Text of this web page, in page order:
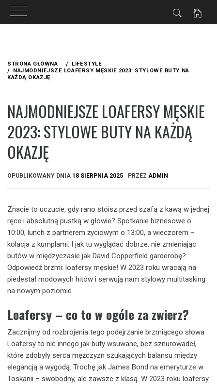
treści
STRONA GŁÓWNA
LIFESTYLE
NAJMODNIEJSZE LOAFERSY MĘSKIE 2023: STYLOWE BUTY NA
KAŻDĄ OKAZJĘ
NAJMODNIEJSZE LOAFERSY MĘSKIE
2023: STYLOWE BUTY NA KAŻDĄ
OKAZJĘ
OPUBLIKOWANY DNIA 18 SIERPNIA 2025 PRZEZ ADMIN
Znacie to uczucie, gdy rano stoisz przed szafą z kawą w jednej
ręce i absolutną pustką w głowie? Spotkanie biznesowe o
10:00, lunch z partnerem życiowym o 13:00, a wieczorem –
kolacja z kumplami. I jak tu wyglądać dobrze, nie zmieniając
butów w międzyczasie jak David Copperfield garderobę?
Odpowiedź brzmi: loafersy męskie! W 2023 roku wracają na
piedestał modowych hitów i serwują nam stylowy multitasking
na nowym poziomie.
Loafersy – co to w ogóle za zwierz?
Zacznijmy od rozbrojenia tego podejrzanie brzmiącego słowa.
Loafersy to nic innego jak buty wsuwane, bez sznurowadeł,
które zdobyły serca mężczyzn szukających balansu między
elegancją a wygodą. Trochę jak James Bond na emeryturze w
Toskanii – swobodny, ale zawsze z klasą. W 2023 roku loafersy